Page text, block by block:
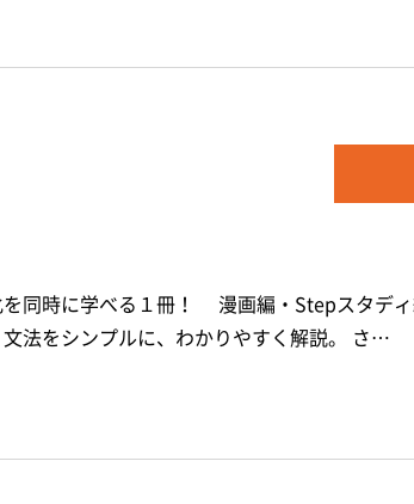
同時に学べる１冊！ 漫画編・Stepスタディ
法をシンプルに、わかりやすく解説。 さ…